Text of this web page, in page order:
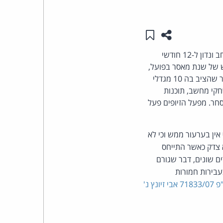
שתפו עמוד זה
שמור ב"תכנים שלי"
את ערעורו של אבי זיונץ, שהורשע בזיוף תקליטורים בהיקף רחב ונדון ל-12 חודשי
של שנת מאסר בפועל,
מאסר על תנאי וקנס כספי של 50,000 ש"ח. זיונץ הואשם כי הקים אולפן צריבה בדירה ששכר, לאחר שהציב בה 10 מגדלי
משחקי מחשב, תוכנות
מפעל הזיופים פעל
בערעור ממש וכי לא
כאשר התייחס
שונים, דבר שגורם
חמורות
ע"פ 71833/07 אבי זיונץ נ'